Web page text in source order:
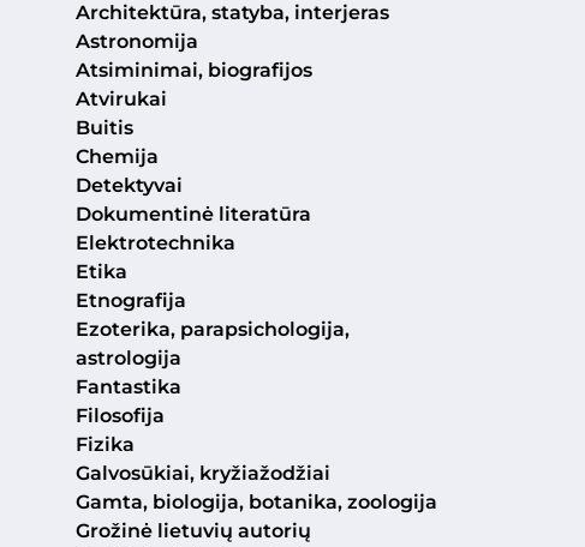
Architektūra, statyba, interjeras
Astronomija
Atsiminimai, biografijos
Atvirukai
Buitis
Chemija
Detektyvai
Dokumentinė literatūra
Elektrotechnika
Etika
Etnografija
Ezoterika, parapsichologija,
astrologija
Fantastika
Filosofija
Fizika
Galvosūkiai, kryžiažodžiai
Gamta, biologija, botanika, zoologija
Grožinė lietuvių autorių